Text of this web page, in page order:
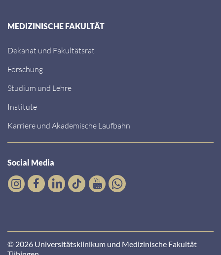
MEDIZINISCHE FAKULTÄT
Dekanat und Fakultätsrat
Forschung
Studium und Lehre
Institute
Karriere und Akademische Laufbahn
Social Media
© 2026 Universitätsklinikum und Medizinische Fakultät